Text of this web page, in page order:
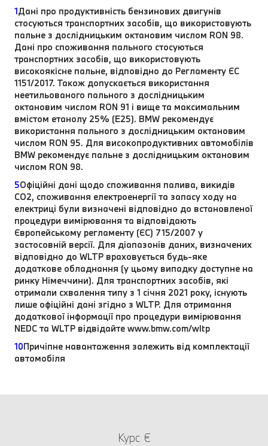
1Дані про продуктивність бензинових двигунів
стосуються транспортних засобів, що використовують
пальне з дослідницьким октановим числом RON 98.
Дані про споживання пального стосуються
транспортних засобів, що використовують
високоякісне пальне, відповідно до Регламенту ЄС
1151/2017. Також допускається використання
неетильованого пального з дослідницьким
октановим числом RON 91 і вище та максимальним
вмістом етанолу 25% (E25). BMW рекомендує
використання пального з дослідницьким октановим
числом RON 95. Для високопродуктивних автомобілів
BMW рекомендує пальне з дослідницьким октановим
числом RON 98.
5Офіційні дані щодо споживання палива, викидів
CO2, споживання електроенергії та запасу ходу на
електриці були визначені відповідно до встановленої
процедури вимірювання та відповідають
Європейському регламенту (ЄС) 715/2007 у
застосовній версії. Для діапазонів даних, визначених
відповідно до WLTP враховується будь-яке
додаткове обладнання (у цьому випадку доступне на
ринку Німеччини). Для транспортних засобів, які
отримали схвалення типу з 1 січня 2021 року, існують
лише офіційні дані згідно з WLTP. Для отримання
додаткової інформації про процедури вимірювання
NEDC та WLTP відвідайте www.bmw.com/wltp
10Причіпне навантаження залежить від комплектації
автомобіля
Курс €